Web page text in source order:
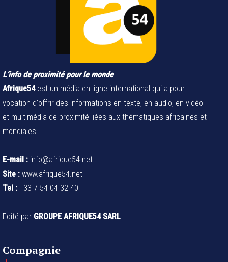
L’info de proximité pour le monde
Afrique54est un média en ligne international qui a pour
vocation d'offrir des informations en texte, en audio, en vidéo
et multimédia de proximité liées aux thématiques africaines et
mondiales.
E-mail : info@afrique54.net
Site : www.afrique54.net
Tel : +33 7 54 04 32 40
Edité par GROUPE AFRIQUE54 SARL
Compagnie